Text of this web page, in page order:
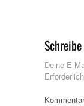
Deine E-